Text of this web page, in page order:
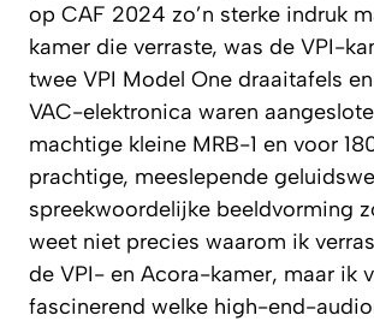
op CAF 2024 zo’n sterke indruk
kamer die verraste, was de VPI-
twee VPI Model One draaitafels
VAC-elektronica waren
machtige kleine MRB-1 en voor
prachtige, meeslepende
spreekwoordelijke beeldvorming
weet niet precies waarom ik
de VPI- en Acora-kamer, maar ik
fascinerend welke high-end-